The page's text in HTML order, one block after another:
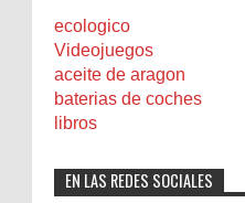
ecologico
Videojuegos
aceite de aragon
baterias de coches
libros
EN LAS REDES SOCIALES